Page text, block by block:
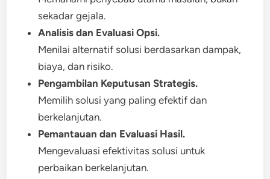
sekadar gejala.
Analisis dan Evaluasi Opsi.
Menilai alternatif solusi berdasarkan dampak,
biaya, dan risiko.
Pengambilan Keputusan Strategis.
Memilih solusi yang paling efektif dan
berkelanjutan.
Pemantauan dan Evaluasi Hasil.
Mengevaluasi efektivitas solusi untuk
perbaikan berkelanjutan.